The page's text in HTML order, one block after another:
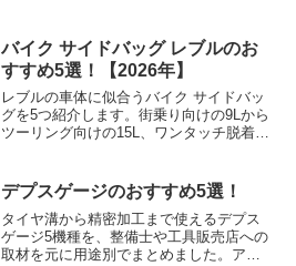
バイク サイドバッグ レブルのお
すすめ5選！【2026年】
レブルの車体に似合うバイク サイドバッ
グを5つ紹介します。街乗り向けの9Lから
ツーリング向けの15L、ワンタッチ脱着や
デプスゲージのおすすめ5選！
タイヤ溝から精密加工まで使えるデプス
ゲージ5機種を、整備士や工具販売店への
取材を元に用途別でまとめました。アナ